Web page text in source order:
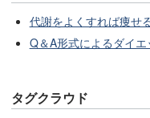
代謝をよくすれば痩せ
Q＆A形式によるダイエ
タグクラウド